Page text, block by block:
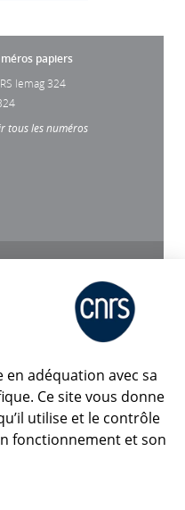
papiers
lemag 324
tous les numéros
CNRS
en adéquation avec sa
Ce site vous donne
utilise et le contrôle
fonctionnement et son